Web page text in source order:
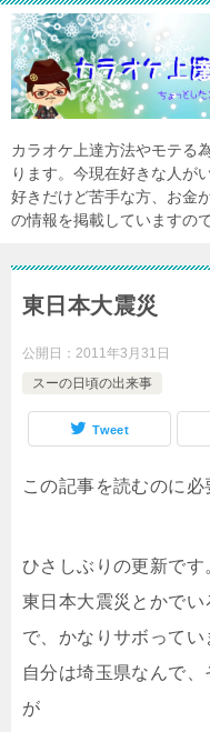
カラオケ上達方法やモテる
ります。今現在好きな人が
好きだけど苦手な方、お金
の情報を掲載していますの
東日本大震災
公開日： 2011年3月31日
スーの日頃の出来事
Tweet
この記事を読むのに必
ひさしぶりの更新です
東日本大震災とかで
で、かなりサボってい
自分は埼玉県なんで
が